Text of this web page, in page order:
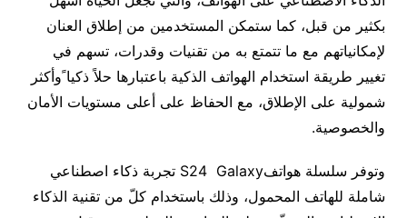
بكثير من قبل، كما ستمكن المستخدمين من إطلاق العنان
لإمكانياتهم مع ما تتمتع به من تقنيات وقدرات، تسهم في
تغيير طريقة استخدام الهواتف الذكية باعتبارها حلاً ذكيا ًوأكثر
شمولية على الإطلاق، مع الحفاظ على أعلى مستويات الأمان
والخصوصية.
وتوفر سلسلة هواتفS24 Galaxy تجربة ذكاء اصطناعي
شاملة للهاتف المحمول، وذلك باستخدام كلّ من تقنية الذكاء